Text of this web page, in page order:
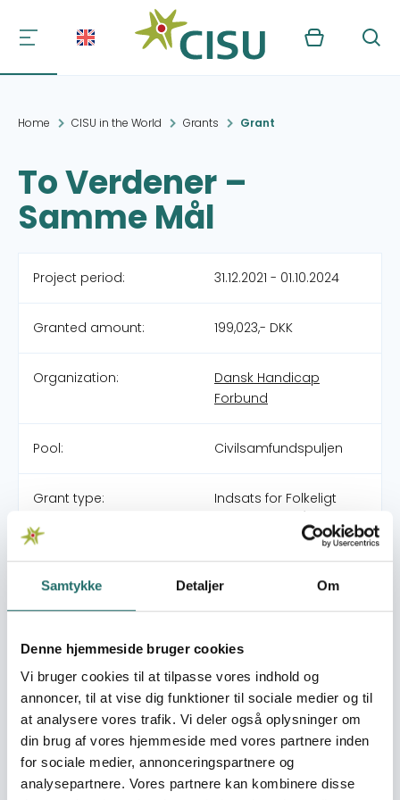
Samtykke Detaljer Om
Denne hjemmeside bruger cookies
Vi bruger cookies til at tilpasse vores indhold og
annoncer, til at vise dig funktioner til sociale medier og til
at analysere vores trafik. Vi deler også oplysninger om
din brug af vores hjemmeside med vores partnere inden
for sociale medier, annonceringspartnere og
analysepartnere. Vores partnere kan kombinere disse
Kurv Søg
Home CISU in the World Grants Grant
To Verdener –
Samme Mål
Project period: 31.12.2021 - 01.10.2024
Granted amount: 199,023,- DKK
Organization:
Dansk Handicap
Forbund
Pool: Civilsamfundspuljen
Grant type:
Indsats for Folkeligt
World goals:
Goal 10: Reduced
Inequalities
and Strong Institutions
Goal 17: Partnerships for
the Goals
Efforts take place in:
Denmark
Rwanda